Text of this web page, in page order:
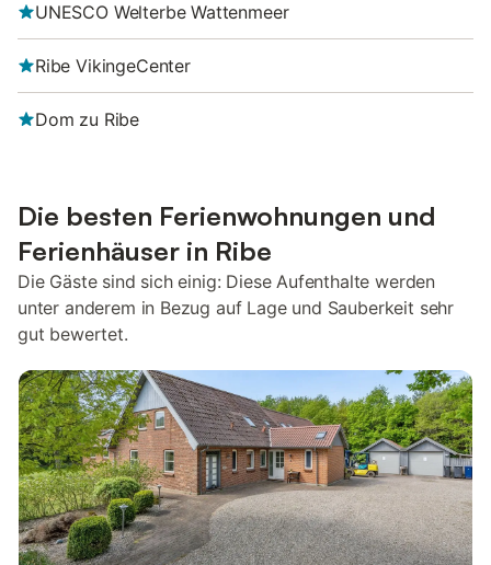
UNESCO Welterbe Wattenmeer
Ribe VikingeCenter
Dom zu Ribe
Die besten Ferienwohnungen und
Ferienhäuser in Ribe
Die Gäste sind sich einig: Diese Aufenthalte werden
unter anderem in Bezug auf Lage und Sauberkeit sehr
gut bewertet.